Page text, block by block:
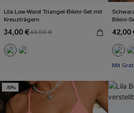
Lila Low-Waist Triangel-Bikini-Set mit
Kreuzträgern
34,00 €43,00 €
Bikini-
42,00
Mit
-19%